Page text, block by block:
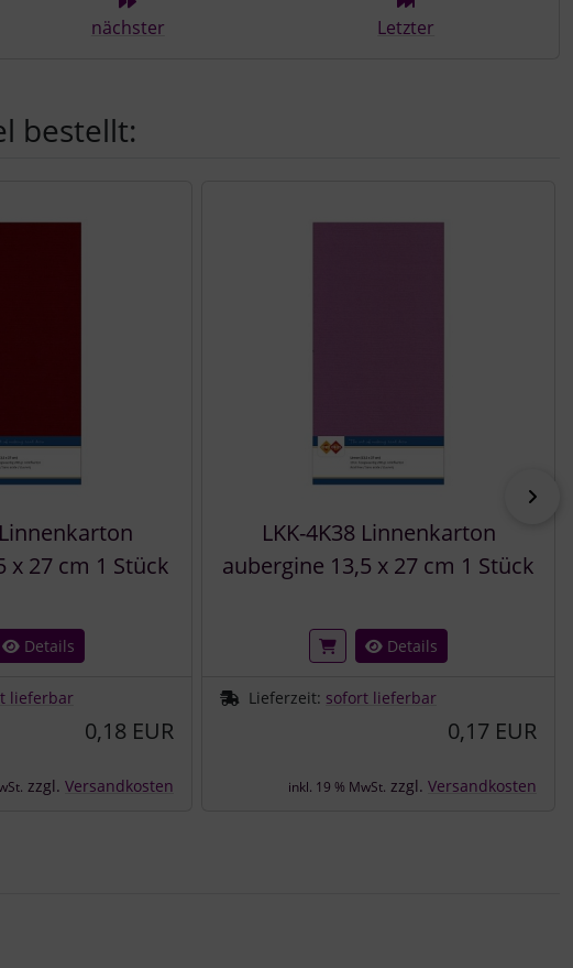
nächster Letzter
bestellt:
x 27 cm 1 Stück
Details
lieferbar
0,18 EUR
zzgl. Versandkosten
LKK-4K38 Linnenkarton
aubergine 13,5 x 27 cm 1 Stück
Details
Lieferzeit: sofort lieferbar
0,17 EUR
inkl. 19 % MwSt. zzgl. Versandkosten